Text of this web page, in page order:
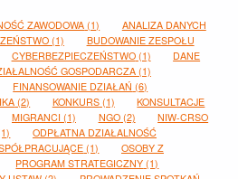
ZAWODOWA(1)
ANALIZA DANYCH
(1)
BUDOWANIE ZESPOŁU
CYBERBEZPIECZEŃSTWO(1)
DANE
GOSPODARCZA(1)
FINANSOWANIE DZIAŁAŃ (6)
(2) KONKURS(1)
KONSULTACJE
MIGRANCI (1) NGO(2)
NIW-CRSO
ODPŁATNA DZIAŁALNOŚĆ
(1)
OSOBY Z
PROGRAM STRATEGICZNY (1)